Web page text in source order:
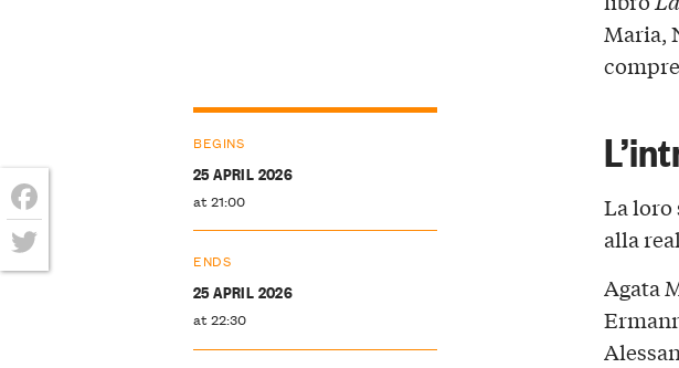
Maria,
La loro
alla
Agata
BEGINS
25 APRIL 2026
at 21:00
ENDS
25 APRIL 2026
at 22:30
Facebook
Twitter